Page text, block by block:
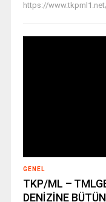
https://
GENEL
TKP/ML –
DENİZİNE